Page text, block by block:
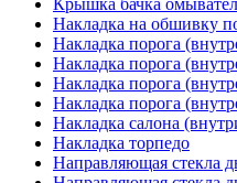
Накладка на обшивку
Накладка порога
Накладка порога
Накладка порога
Накладка порога
Накладка салона
Накладка торпедо
Направляющая стекла